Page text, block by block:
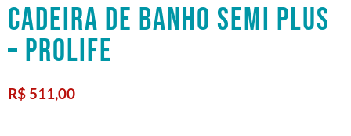
CADEIRA DE BANHO SEMI PLUS
– PROLIFE
R$ 511,00